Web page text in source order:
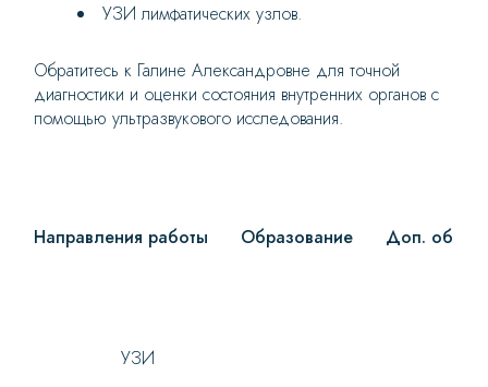
УЗИ лимфатических узлов.
Обратитесь к Галине Александровне для точной
диагностики и оценки состояния внутренних органов с
помощью ультразвукового исследования.
Направления работы Образование Доп.
УЗИ